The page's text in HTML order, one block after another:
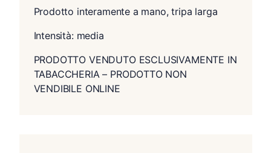
Prodotto interamente a mano, tripa larga
Intensità: media
PRODOTTO VENDUTO ESCLUSIVAMENTE IN
TABACCHERIA – PRODOTTO NON
VENDIBILE ONLINE